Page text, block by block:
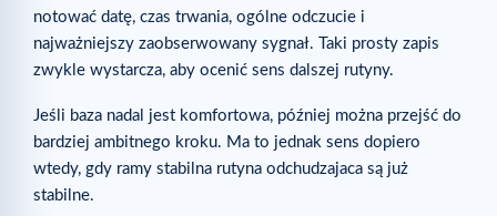
notować datę, czas trwania, ogólne odczucie i
najważniejszy zaobserwowany sygnał. Taki prosty zapis
zwykle wystarcza, aby ocenić sens dalszej rutyny.
Jeśli baza nadal jest komfortowa, później można przejść do
bardziej ambitnego kroku. Ma to jednak sens dopiero
wtedy, gdy ramy stabilna rutyna odchudzajaca są już
stabilne.